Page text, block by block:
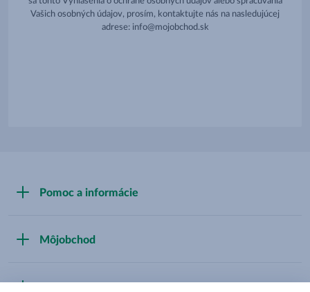
Vašich osobných údajov, prosím, kontaktujte nás na nasledujúcej
adrese: info@mojobchod.sk
Pomoc a informácie
Môjobchod